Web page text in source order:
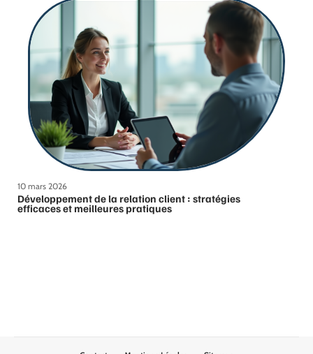
10 mars 2026
Développement de la relation client : stratégies
efficaces et meilleures pratiques